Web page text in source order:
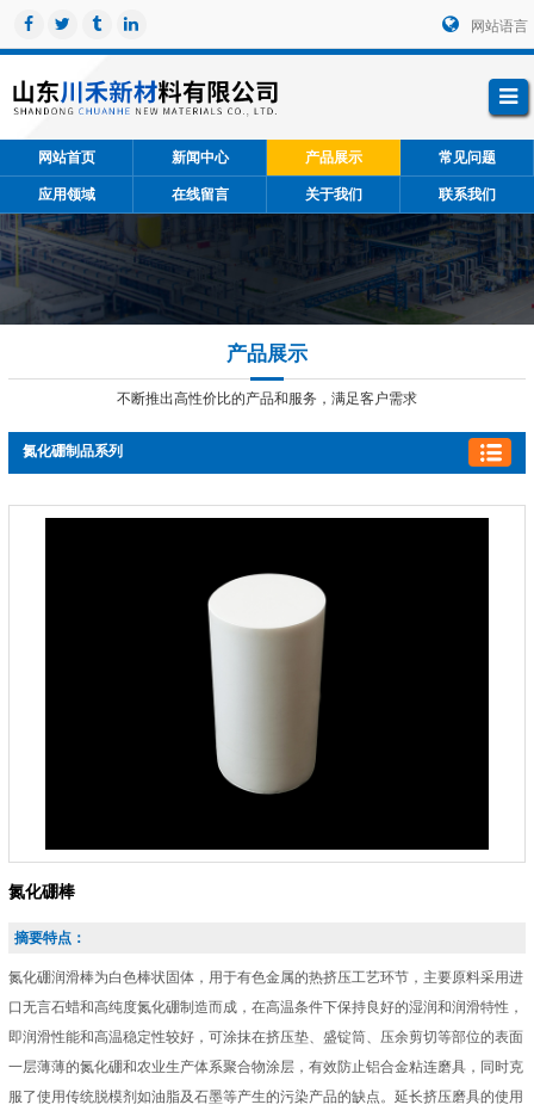
网站语言
网站首页 新闻中心 产品展示 常见问题
应用领域 在线留言 关于我们 联系我们
产品展示
不断推出高性价比的产品和服务，满足客户需求
氮化硼制品系列
氮化硼棒
摘要特点：
氮化硼润滑棒为白色棒状固体，用于有色金属的热挤压工艺环节，主要原料采用进
口无言石蜡和高纯度氮化硼制造而成，在高温条件下保持良好的湿润和润滑特性，
即润滑性能和高温稳定性较好，可涂抹在挤压垫、盛锭筒、压余剪切等部位的表面
一层薄薄的氮化硼和农业生产体系聚合物涂层，有效防止铝合金粘连磨具，同时克
服了使用传统脱模剂如油脂及石墨等产生的污染产品的缺点。延长挤压磨具的使用